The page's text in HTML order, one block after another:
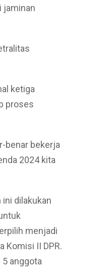
jaminan
ketiga
proses
benar bekerja
2024 kita
dilakukan
menjadi
Komisi II DPR.
5 anggota